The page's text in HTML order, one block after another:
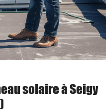
solaire à Seigy